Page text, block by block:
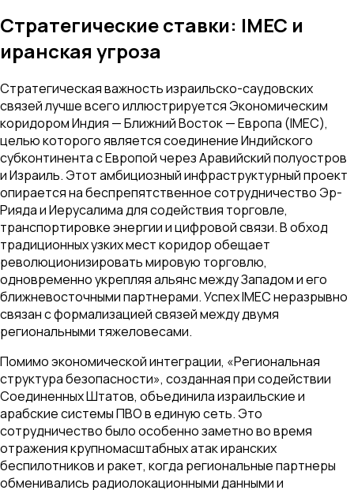
Стратегические ставки: IMEC и
иранская угроза
Стратегическая важность израильско-саудовских
связей лучше всего иллюстрируется Экономическим
коридором Индия — Ближний Восток — Европа (IMEC),
целью которого является соединение Индийского
субконтинента с Европой через Аравийский полуостров
и Израиль. Этот амбициозный инфраструктурный проект
опирается на беспрепятственное сотрудничество Эр-
Рияда и Иерусалима для содействия торговле,
транспортировке энергии и цифровой связи. В обход
традиционных узких мест коридор обещает
революционизировать мировую торговлю,
одновременно укрепляя альянс между Западом и его
ближневосточными партнерами. Успех IMEC неразрывно
связан с формализацией связей между двумя
региональными тяжеловесами.
Помимо экономической интеграции, «Региональная
структура безопасности», созданная при содействии
Соединенных Штатов, объединила израильские и
арабские системы ПВО в единую сеть. Это
сотрудничество было особенно заметно во время
отражения крупномасштабных атак иранских
беспилотников и ракет, когда региональные партнеры
обменивались радиолокационными данными и